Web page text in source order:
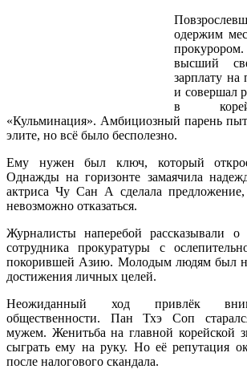
одержим
высший
зарплату на
и совершал
в
«Кульминация». Амбициозный парень
элите, но всё было бесполезно.
Ему нужен был ключ, который
Однажды на горизонте замаячила
актриса Чу Сан А сделала
невозможно отказаться.
Журналисты наперебой рассказывали о
сотрудника прокуратуры с
покорившей Азию. Молодым людям был
достижения личных целей.
Неожиданный ход привлёк
общественности. Пан Тхэ Соп
мужем. Женитьба на главной корейской
сыграть ему на руку. Но её репутация
после налогового скандала.